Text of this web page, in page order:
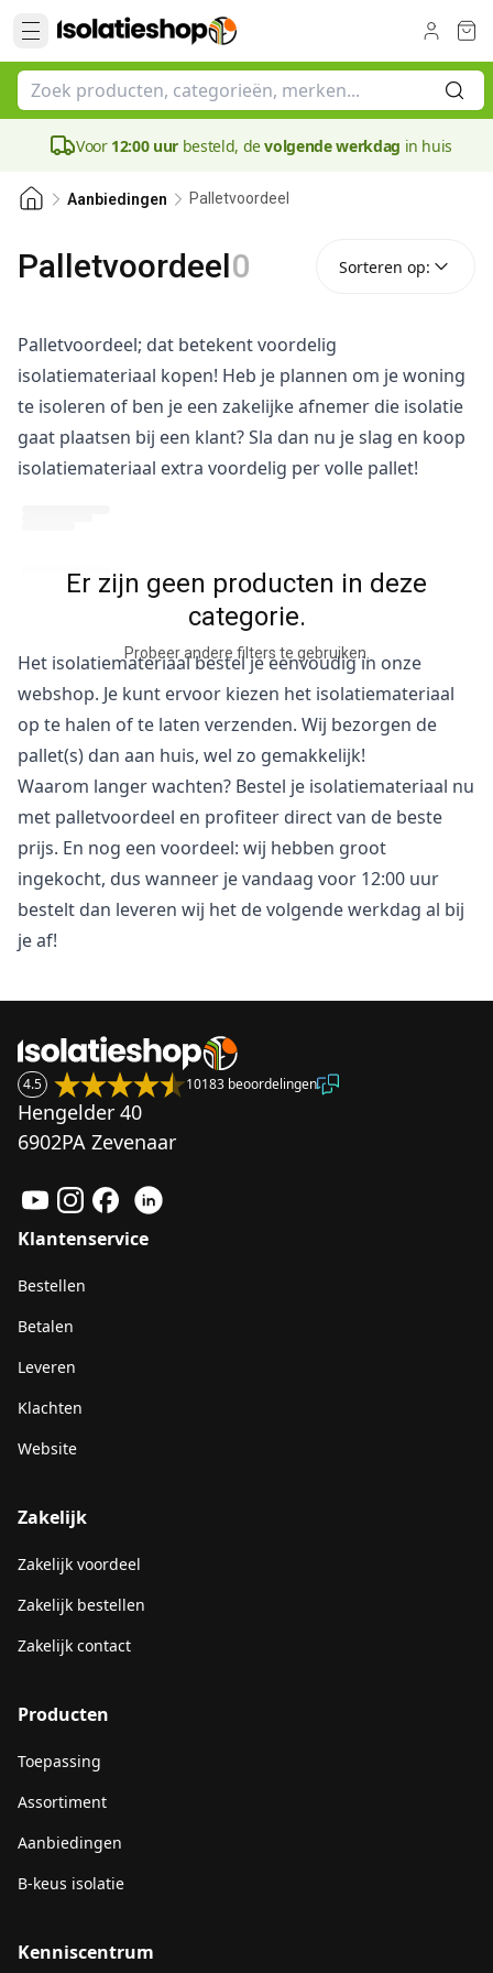
Voor 12:00 uur besteld, devolgende werkdag in huis
Aanbiedingen Palletvoordeel
Palletvoordeel0 Sorteren op:
Palletvoordeel; dat betekent voordelig
isolatiemateriaal kopen! Heb je plannen om je woning
te isoleren of ben je een zakelijke afnemer die isolatie
gaat plaatsen bij een klant? Sla dan nu je slag en koop
isolatiemateriaal extra voordelig per volle pallet!
Er zijn geen producten in deze
categorie.
Probeer andere filters te gebruiken.
Het isolatiemateriaal bestel je eenvoudig in onze
webshop. Je kunt ervoor kiezen het isolatiemateriaal
op te halen of te laten verzenden. Wij bezorgen de
pallet(s) dan aan huis, wel zo gemakkelijk!
Waarom langer wachten? Bestel je isolatiemateriaal nu
met palletvoordeel en profiteer direct van de beste
prijs. En nog een voordeel: wij hebben groot
ingekocht, dus wanneer je vandaag voor 12:00 uur
bestelt dan leveren wij het de volgende werkdag al bij
je af!
4.5 10183 beoordelingen
Hengelder 40
6902PA Zevenaar
Klantenservice
Bestellen
Betalen
Leveren
Klachten
Website
Zakelijk
Zakelijk voordeel
Zakelijk bestellen
Zakelijk contact
Producten
Toepassing
Assortiment
Aanbiedingen
B-keus isolatie
Kenniscentrum